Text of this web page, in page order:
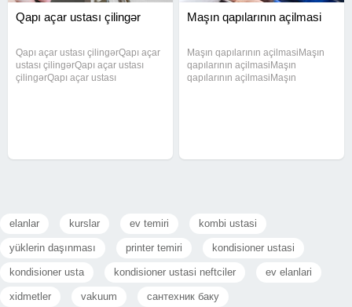
Qapı açar ustası çilingər
Qapı açar ustası çilingərQapı açar
ustası çilingərQapı açar ustası
çilingərQapı açar ustası
Maşın qapılarının açilmasi
Maşın qapılarının açilmasiMaşın
qapılarının açilmasiMaşın
qapılarının açilmasiMaşın
elanlar kurslar ev temiri kombi ustasi
yüklerin daşınması printer temiri kondisioner ustasi
kondisioner usta kondisioner ustasi neftciler ev elanlari
xidmetler vakuum сантехник баку